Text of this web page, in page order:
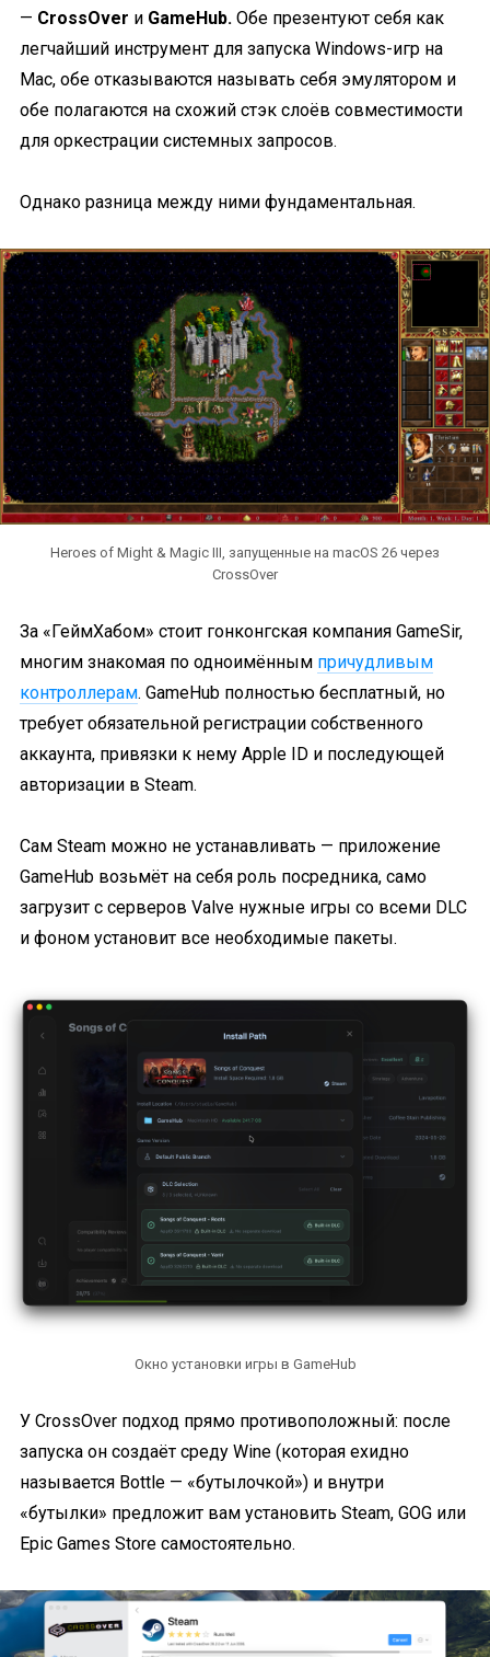
— CrossOver и GameHub. Обе презентуют себя как
легчайший инструмент для запуска Windows-игр на
Mac, обе отказываются называть себя эмулятором и
обе полагаются на схожий стэк слоёв совместимости
для оркестрации системных запросов.
Однако разница между ними фундаментальная.
Heroes of Might & Magic III, запущенные на macOS 26 через
CrossOver
За «ГеймХабом» стоит гонконгская компания GameSir,
многим знакомая по одноимённым причудливым
контроллерам. GameHub полностью бесплатный, но
требует обязательной регистрации собственного
аккаунта, привязки к нему Apple ID и последующей
авторизации в Steam.
Сам Steam можно не устанавливать — приложение
GameHub возьмёт на себя роль посредника, само
загрузит с серверов Valve нужные игры со всеми DLC
и фоном установит все необходимые пакеты.
Окно установки игры в GameHub
У CrossOver подход прямо противоположный: после
запуска он создаёт среду Wine (которая ехидно
называется Bottle — «бутылочкой») и внутри
«бутылки» предложит вам установить Steam, GOG или
Epic Games Store самостоятельно.